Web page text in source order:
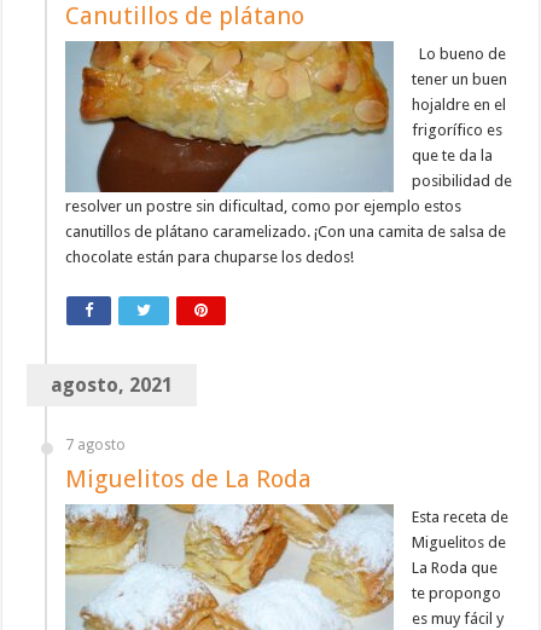
Canutillos de plátano
Lo bueno de
tener un buen
hojaldre en el
frigorífico es
que te da la
posibilidad de
resolver un postre sin dificultad, como por ejemplo estos
canutillos de plátano caramelizado. ¡Con una camita de salsa de
chocolate están para chuparse los dedos!
agosto, 2021
7 agosto
Miguelitos de La Roda
Esta receta de
Miguelitos de
La Roda que
te propongo
es muy fácil y